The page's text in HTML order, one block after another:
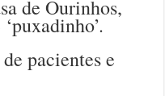
de Ourinhos,
pacientes e